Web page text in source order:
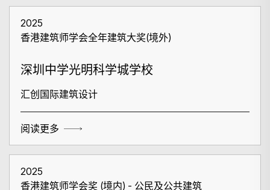
2025
香港建筑师学会全年建筑大奖(境外)
深圳中学光明科学城学校
汇创国际建筑设计
阅读更多
2025
香港建筑师学会奖 (境内) - 公民及公共建筑